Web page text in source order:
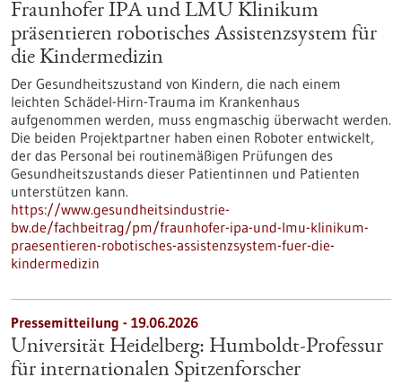
Fraunhofer IPA und LMU Klinikum
präsentieren robotisches Assistenzsystem für
die Kindermedizin
Der Gesundheitszustand von Kindern, die nach einem
leichten Schädel-Hirn-Trauma im Krankenhaus
aufgenommen werden, muss engmaschig überwacht werden.
Die beiden Projektpartner haben einen Roboter entwickelt,
der das Personal bei routinemäßigen Prüfungen des
Gesundheitszustands dieser Patientinnen und Patienten
unterstützen kann.
https://www.gesundheitsindustrie-
bw.de/fachbeitrag/pm/fraunhofer-ipa-und-lmu-klinikum-
praesentieren-robotisches-assistenzsystem-fuer-die-
kindermedizin
Pressemitteilung - 19.06.2026
Universität Heidelberg: Humboldt-Professur
für internationalen Spitzenforscher